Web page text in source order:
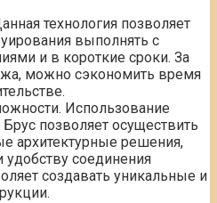
технология позволяет
выполнять с
и в короткие сроки. За
можно сэкономить время
Использование
позволяет осуществить
архитектурные решения,
удобству соединения
создавать уникальные и